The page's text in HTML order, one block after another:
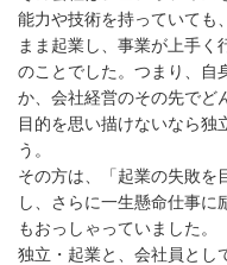
能力や技術を持っていても
まま起業し、事業が上手く
のことでした。つまり、自
か、会社経営のその先でど
目的を思い描けないなら独
う。
その方は、「起業の失敗を
し、さらに一生懸命仕事に
もおっしゃっていました。
独立・起業と、会社員とし